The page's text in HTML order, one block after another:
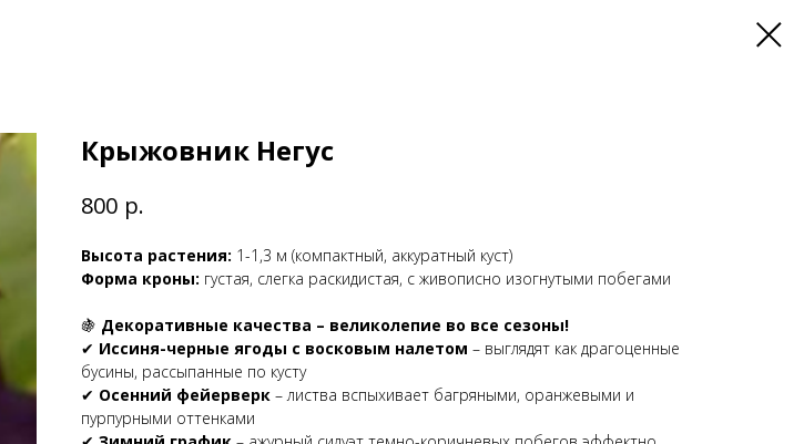
Крыжовник Негус
800 р.
Высота растения: 1-1,3 м (компактный, аккуратный куст)
Форма кроны: густая, слегка раскидистая, с живописно изогнутыми побегами
🍇 Декоративные качества – великолепие во все сезоны!
✔ Иссиня-черные ягоды с восковым налетом – выглядят как драгоценные
бусины, рассыпанные по кусту
✔ Осенний фейерверк – листва вспыхивает багряными, оранжевыми и
пурпурными оттенками